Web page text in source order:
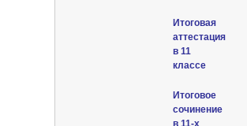
Итоговая
аттестация
в 11
классе
Итоговое
сочинение
в 11-х